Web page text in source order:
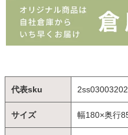
代表sku 2ss03003202
サイズ 幅180×奥行